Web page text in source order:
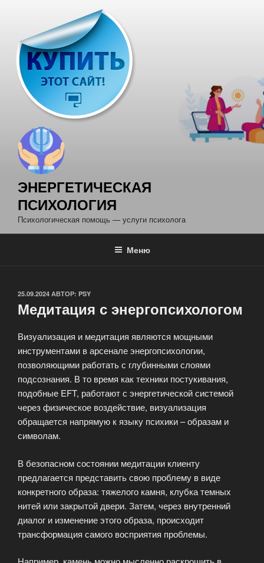
содержимому
ЭНЕРГЕТИЧЕСКАЯ
ПСИХОЛОГИЯ
Психологическая помощь — услуги психолога
Меню
ОПУБЛИКОВАНО
25.09.2024 АВТОР: PSY
Медитация с энергопсихологом
Визуализация и медитация являются мощными
инструментами в арсенале энергопсихологии,
позволяющими работать с глубинными слоями
подсознания. В то время как техники постукивания,
подобные EFT, работают с энергетической системой
через физическое воздействие, визуализация
обращается напрямую к языку психики – образам и
символам.
В безопасном состоянии медитации клиенту
предлагается представить свою проблему в виде
конкретного образа: тяжелого камня, клубка темных
нитей или закрытой двери. Затем, через внутренний
диалог и изменение этого образа, происходит
трансформация самого восприятия проблемы.